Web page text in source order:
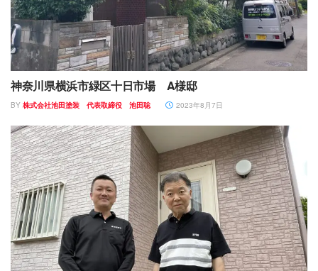
神奈川県横浜市緑区十日市場 A様邸
BY 株式会社池田塗装 代表取締役 池田聡 2023年8月7日